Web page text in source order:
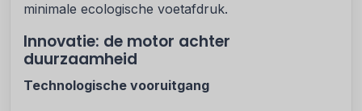
minimale ecologische voetafdruk.
Innovatie: de motor achter
duurzaamheid
Technologische vooruitgang